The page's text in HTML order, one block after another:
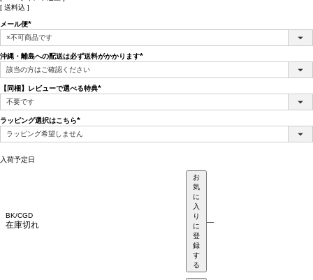
送料込
メール便
(必
須)
沖縄・離島への配送は必ず送料がかかります
須)
【同梱】レビューで選べる特典
須)
ラッピング選択はこちら
(必
須)
入荷予定日
BK/CGD
在庫切れ
お
気
に
入
り
に
登
録
す
る
—